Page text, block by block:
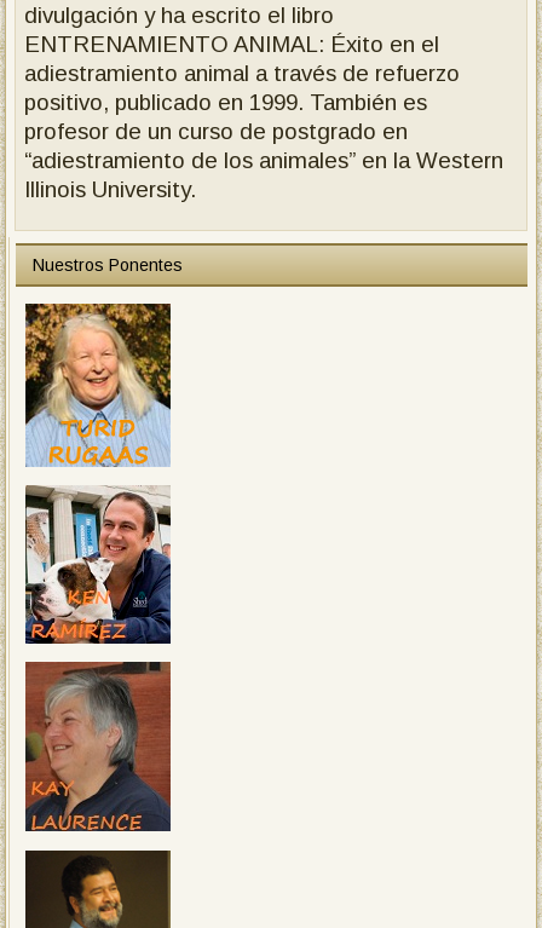
divulgación y ha escrito el libro
ENTRENAMIENTO ANIMAL: Éxito en el
adiestramiento animal a través de refuerzo
positivo, publicado en 1999. También es
profesor de un curso de postgrado en
“adiestramiento de los animales” en la Western
Illinois University.
Nuestros Ponentes